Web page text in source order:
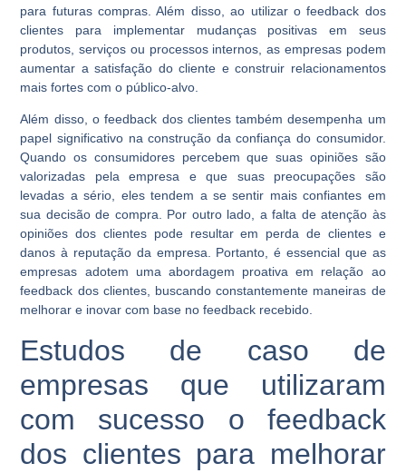
para futuras compras. Além disso, ao utilizar o feedback dos
clientes para implementar mudanças positivas em seus
produtos, serviços ou processos internos, as empresas podem
aumentar a satisfação do cliente e construir relacionamentos
mais fortes com o público-alvo.
Além disso, o feedback dos clientes também desempenha um
papel significativo na construção da confiança do consumidor.
Quando os consumidores percebem que suas opiniões são
valorizadas pela empresa e que suas preocupações são
levadas a sério, eles tendem a se sentir mais confiantes em
sua decisão de compra. Por outro lado, a falta de atenção às
opiniões dos clientes pode resultar em perda de clientes e
danos à reputação da empresa. Portanto, é essencial que as
empresas adotem uma abordagem proativa em relação ao
feedback dos clientes, buscando constantemente maneiras de
melhorar e inovar com base no feedback recebido.
Estudos de caso de
empresas que utilizaram
com sucesso o feedback
dos clientes para melhorar